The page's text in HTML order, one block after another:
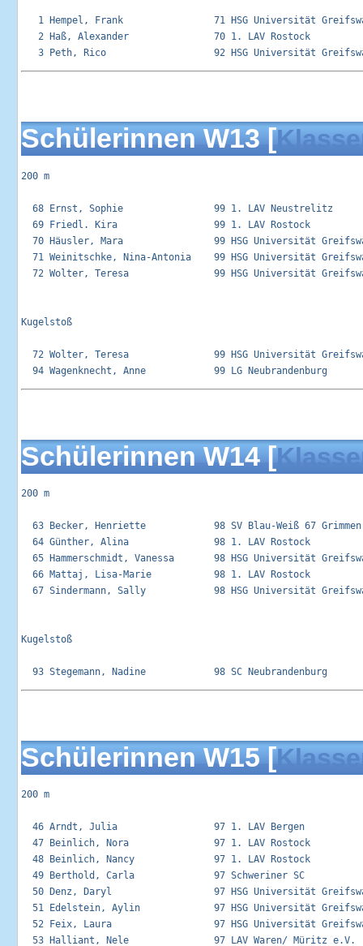
1 Hempel, Frank                71 HSG Universität
2 Haß, Alexander               70 1. LAV
Schülerinnen W13 [
200 m
68 Ernst, Sophie                99 1. LAV
69 Friedl. Kira                 99 1. LAV
70 Häusler, Mara                99 HSG Universität
71 Weinitschke, Nina-Antonia    99 HSG Universität
72 Wolter, Teresa               99 HSG Universität
Kugelstoß
72 Wolter, Teresa               99 HSG Universität
Schülerinnen W14 [
200 m
63 Becker, Henriette            98 SV Blau-Weiß 67
64 Günther, Alina               98 1. LAV
65 Hammerschmidt, Vanessa       98 HSG Universität
66 Mattaj, Lisa-Marie           98 1. LAV
67 Sindermann, Sally            98 HSG Universität
Kugelstoß
Schülerinnen W15 [
200 m
46 Arndt, Julia                 97 1. LAV
47 Beinlich, Nora               97 1. LAV
48 Beinlich, Nancy              97 1. LAV
49 Berthold, Carla              97
50 Denz, Daryl                  97 HSG Universität
51 Edelstein, Aylin             97 HSG Universität
52 Feix, Laura                  97 HSG Universität
53 Halliant, Nele               97 LAV Waren/